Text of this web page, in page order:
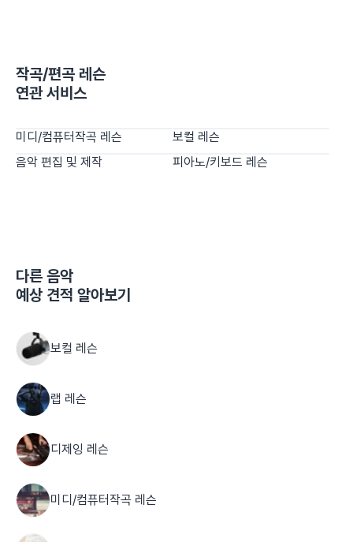
작곡/편곡 레슨
연관 서비스
미디/컴퓨터작곡 레슨
보컬 레슨
음악 편집 및 제작
피아노/키보드 레슨
다른 음악
예상 견적 알아보기
보컬 레슨
랩 레슨
디제잉 레슨
미디/컴퓨터작곡 레슨